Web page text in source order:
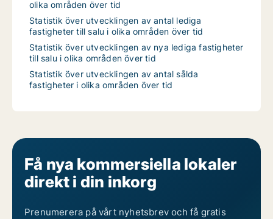
olika områden över tid
Statistik över utvecklingen av antal lediga
fastigheter till salu i olika områden över tid
Statistik över utvecklingen av nya lediga fastigheter
till salu i olika områden över tid
Statistik över utvecklingen av antal sålda
fastigheter i olika områden över tid
Få nya kommersiella lokaler
direkt i din inkorg
Prenumerera på vårt nyhetsbrev och få gratis